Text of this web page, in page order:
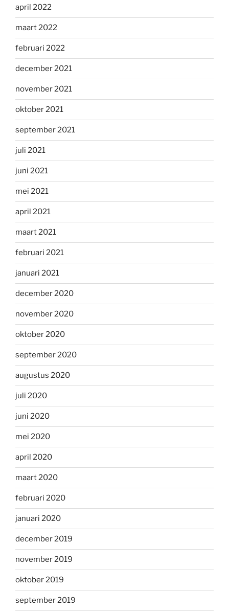
april 2022
maart 2022
februari 2022
december 2021
november 2021
oktober 2021
september 2021
juli 2021
juni 2021
mei 2021
april 2021
maart 2021
februari 2021
januari 2021
december 2020
november 2020
oktober 2020
september 2020
augustus 2020
juli 2020
juni 2020
mei 2020
april 2020
maart 2020
februari 2020
januari 2020
december 2019
november 2019
oktober 2019
september 2019